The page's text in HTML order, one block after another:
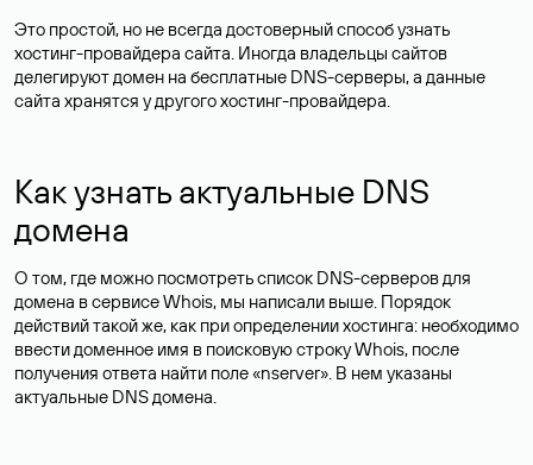
Это простой, но не всегда достоверный способ узнать
хостинг-провайдера сайта. Иногда владельцы сайтов
делегируют домен на бесплатные DNS-серверы, а данные
сайта хранятся у другого хостинг-провайдера.
Как узнать актуальные DNS
домена
О том, где можно посмотреть список DNS-серверов для
домена в сервисе Whois, мы написали выше. Порядок
действий такой же, как при определении хостинга: необходимо
ввести доменное имя в поисковую строку Whois, после
получения ответа найти поле «nserver». В нем указаны
актуальные DNS домена.